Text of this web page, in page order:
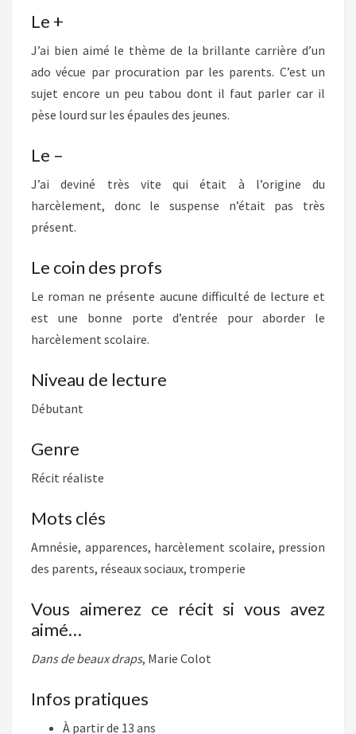
Le +
J’ai bien aimé le thème de la brillante carrière d’un
ado vécue par procuration par les parents. C’est un
sujet encore un peu tabou dont il faut parler car il
pèse lourd sur les épaules des jeunes.
Le –
J’ai deviné très vite qui était à l’origine du
harcèlement, donc le suspense n’était pas très
présent.
Le coin des profs
Le roman ne présente aucune difficulté de lecture et
est une bonne porte d’entrée pour aborder le
harcèlement scolaire.
Niveau de lecture
Débutant
Genre
Récit réaliste
Mots clés
Amnésie, apparences, harcèlement scolaire, pression
des parents, réseaux sociaux, tromperie
Vous aimerez ce récit si vous avez
aimé…
Dans de beaux draps, Marie Colot
Infos pratiques
À partir de 13 ans